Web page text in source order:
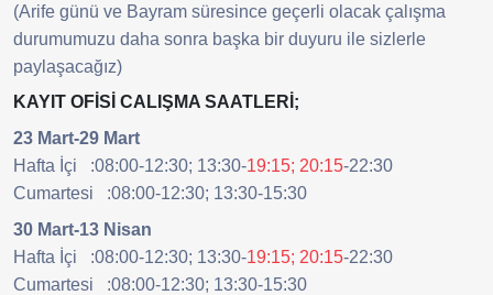
(Arife günü ve Bayram süresince geçerli olacak çalışma
durumumuzu daha sonra başka bir duyuru ile sizlerle
paylaşacağız)
KAYIT OFİSİ CALIŞMA SAATLERİ;
23 Mart-29 Mart
Hafta İçi :08:00-12:30; 13:30-19:15; 20:15-22:30
Cumartesi :08:00-12:30; 13:30-15:30
30 Mart-13 Nisan
Hafta İçi :08:00-12:30; 13:30-19:15; 20:15-22:30
Cumartesi :08:00-12:30; 13:30-15:30